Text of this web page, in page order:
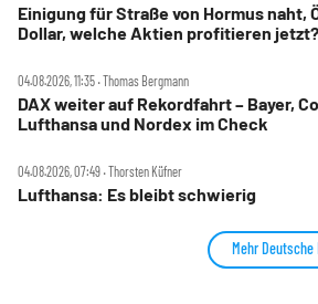
Einigung für Straße von Hormus naht,
Dollar, welche Aktien profitieren jetzt?
04.08.2026, 11:35 ‧ Thomas Bergmann
DAX weiter auf Rekordfahrt – Bayer,
Lufthansa und Nordex im Check
04.08.2026, 07:49 ‧ Thorsten Küfner
Lufthansa: Es bleibt schwierig
Mehr